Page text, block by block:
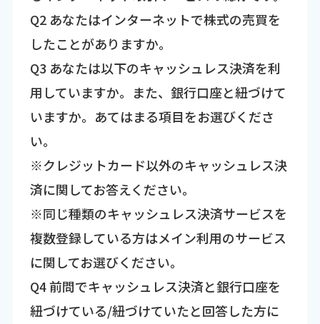
Q2 あなたはインターネットで株式の売買を
したことがありますか。
Q3 あなたは以下のキャッシュレス決済を利
用していますか。また、銀行口座と紐づけて
いますか。あてはまる項目をお選びくださ
い。
※クレジットカード以外のキャッシュレス決
済に関してお答えください。
※同じ種類のキャッシュレス決済サービスを
複数登録している方はメイン利用のサービス
に関してお選びください。
Q4 前問でキャッシュレス決済と銀行口座を
紐づけている/紐づけていたと回答した方に